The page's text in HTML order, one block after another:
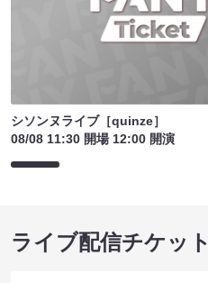
シソンヌライブ［quinze］
08/08 11:30 開場 12:00 開演
ライブ配信チケット